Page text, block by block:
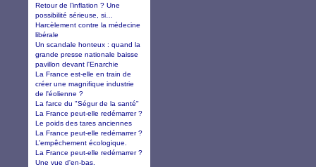
Retour de l’inflation ? Une
possibilité sérieuse, si…
Harcèlement contre la médecine
libérale
Un scandale honteux : quand la
grande presse nationale baisse
pavillon devant l'Enarchie
La France est-elle en train de
créer une magnifique industrie
de l'éolienne ?
La farce du "Ségur de la santé"
La France peut-elle redémarrer ?
Le poids des tares anciennes
La France peut-elle redémarrer ?
L’empêchement écologique.
La France peut-elle redémarrer ?
Une vue d'en-bas.